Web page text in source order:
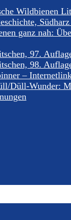
Wildbienen
ganz nah:
97.
98.
–
Düll-Wunder: